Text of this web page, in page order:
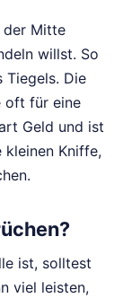
der Mitte
willst. So
Tiegels. Die
oft für eine
Geld und ist
Kniffe,
ist, solltest
viel leisten,